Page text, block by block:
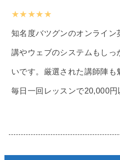
★★★★★
知名度バツグンのオンライン
講やウェブのシステムもしっ
いです。厳選された講師陣も
毎日一回レッスンで20,000円